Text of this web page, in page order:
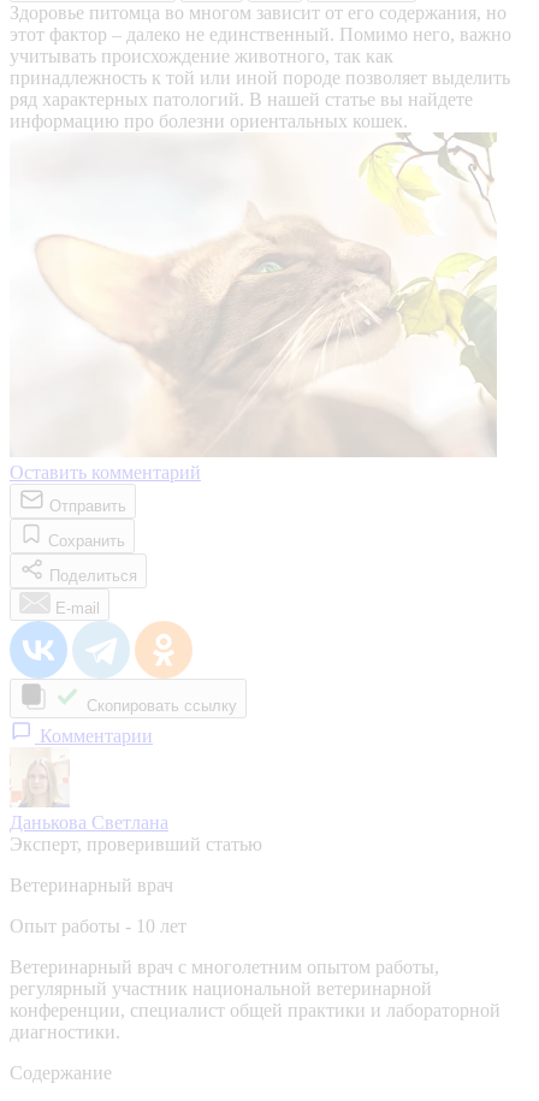
Здоровье питомца во многом зависит от его содержания, но
этот фактор – далеко не единственный. Помимо него, важно
учитывать происхождение животного, так как
принадлежность к той или иной породе позволяет выделить
ряд характерных патологий. В нашей статье вы найдете
информацию про болезни ориентальных кошек.
Оставить комментарий
Отправить
Сохранить
Поделиться
E-mail
Скопировать ссылку
Комментарии
Данькова Светлана
Эксперт, проверивший статью
Ветеринарный врач
Опыт работы - 10 лет
Ветеринарный врач с многолетним опытом работы,
регулярный участник национальной ветеринарной
конференции, специалист общей практики и лабораторной
диагностики.
Содержание